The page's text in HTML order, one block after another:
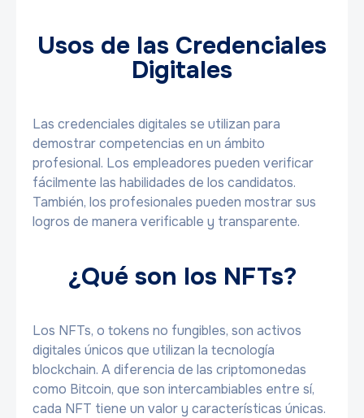
Usos de las Credenciales
Digitales
Las credenciales digitales se utilizan para
demostrar competencias en un ámbito
profesional. Los empleadores pueden verificar
fácilmente las habilidades de los candidatos.
También, los profesionales pueden mostrar sus
logros de manera verificable y transparente.
¿Qué son los NFTs?
Los NFTs, o tokens no fungibles, son activos
digitales únicos que utilizan la tecnología
blockchain. A diferencia de las criptomonedas
como Bitcoin, que son intercambiables entre sí,
cada NFT tiene un valor y características únicas.